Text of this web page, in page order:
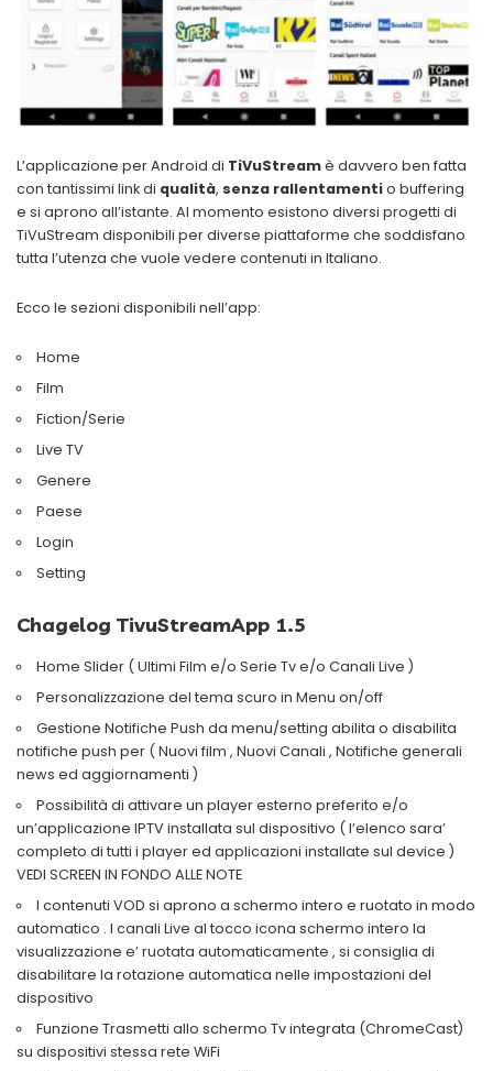
L’applicazione per Android di TiVuStreamè davvero ben fatta
con tantissimi link di qualità, senza rallentamentio buffering
e si aprono all’istante. Al momento esistono diversi progetti di
TiVuStream disponibili per diverse piattaforme che soddisfano
tutta l’utenza che vuole vedere contenuti in Italiano.
Ecco le sezioni disponibili nell’app:
Home
Film
Fiction/Serie
Live TV
Genere
Paese
Login
Setting
Chagelog TivuStreamApp 1.5
Home Slider ( Ultimi Film e/o Serie Tv e/o Canali Live )
Personalizzazione del tema scuro in Menu on/off
Gestione Notifiche Push da menu/setting abilita o disabilita
notifiche push per ( Nuovi film , Nuovi Canali , Notifiche generali
news ed aggiornamenti )
Possibilità di attivare un player esterno preferito e/o
un’applicazione IPTV installata sul dispositivo ( l’elenco sara’
completo di tutti i player ed applicazioni installate sul device )
VEDI SCREEN IN FONDO ALLE NOTE
I contenuti VOD si aprono a schermo intero e ruotato in modo
automatico . I canali Live al tocco icona schermo intero la
visualizzazione e’ ruotata automaticamente , si consiglia di
disabilitare la rotazione automatica nelle impostazioni del
dispositivo
Funzione Trasmetti allo schermo Tv integrata (ChromeCast)
su dispositivi stessa rete WiFi